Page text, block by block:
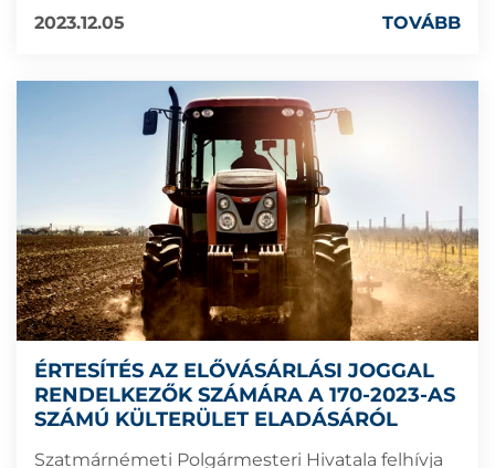
2023.12.05 TOVÁBB
ÉRTESÍTÉS AZ ELŐVÁSÁRLÁSI JOGGAL
RENDELKEZŐK SZÁMÁRA A 170-2023-AS
SZÁMÚ KÜLTERÜLET ELADÁSÁRÓL
Szatmárnémeti Polgármesteri Hivatala felhívja